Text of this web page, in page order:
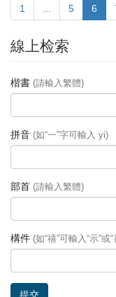
1 5 6
線上检索
楷書 (請輸入繁體)
拼音 (如“一”字可輸入 yi)
部首 (請輸入繁體)
構件 (如“禧”可輸入“示”或“